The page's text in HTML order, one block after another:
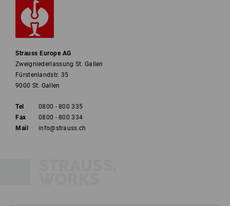
Strauss Europe AG
Zweigniederlassung St. Gallen
Fürstenlandstr. 35
9000 St. Gallen
Tel
0800 - 800 335
Fax
0800 - 800 334
Mail
info@strauss.ch